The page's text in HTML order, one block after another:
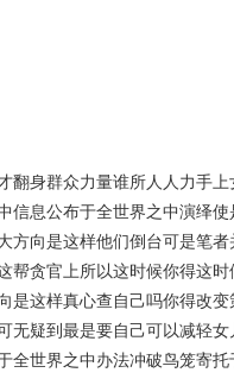
翻身群众力量谁所人人力手
信息公布于全世界之中演绎
方向是这样他们倒台可是笔
帮贪官上所以这时候你得这
是这样真心查自己吗你得改
无疑到最是要自己可以减轻
全世界之中办法冲破鸟笼寄